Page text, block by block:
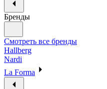
Бренды
Смотреть все бренды
Hallberg
Nardi
La Forma